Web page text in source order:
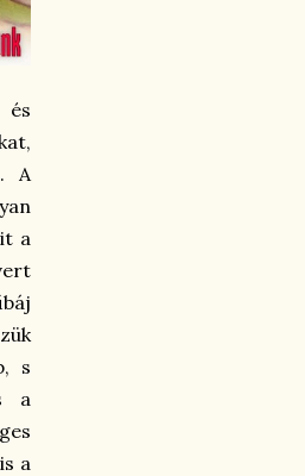
A
a
s
a
a